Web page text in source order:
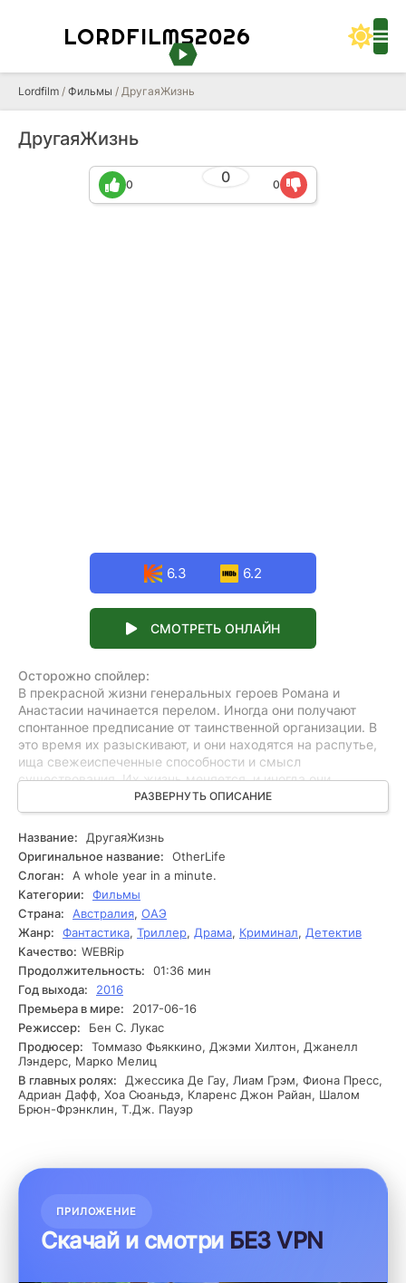
LORDFILMS2026
Lordfilm / Фильмы / ДругаяЖизнь
ДругаяЖизнь
0
0 0
6.3 6.2
СМОТРЕТЬ ОНЛАЙН
Осторожно спойлер:
В прекрасной жизни генеральных героев Романа и
Анастасии начинается перелом. Иногда они получают
спонтанное предписание от таинственной организации. В
это время их разыскивают, и они находятся на распутье,
ища свежеиспеченные способности и смысл
существования. Их жизнь меняется, и иногда они
соглашаются оказать помощь в эксперименте, который
обещает изменить всё. Однако такое решение приводит к
непредвиденным последствиям, и их повседневная
действительность начинает постепенно раскалываться на
части. Мало-помалу Роман и Анастасия погружаются в
мир, где реальность и вымысел переплетаются, что
ставит их перед сложными выборами. Они сталкиваются
с другими соучастниками эксперимента, каждый из
которых имеет свои доводы и тайны. В результате герои
открывают истинные миссии организации, и им
становится понятно, что их жизни находятся под угрозой.
Одновременно с этим их взаимоотношения подвергаются
испытанию, и они начинают осознавать, насколько
безгранично зависит их будущее от принятых решений. В
критический момент они пытаются убежать от
манипуляций и обнаруживают истинную сущность
эксперимента. Они оказываются перед лицом выбора,
который может изменить их судьбу навсегда.
РАЗВЕРНУТЬ ОПИСАНИЕ
Название:
ДругаяЖизнь
Оригинальное название:
OtherLife
Слоган:
A whole year in a minute.
Категории:
Фильмы
Страна:
Австралия, ОАЭ
Жанр:
Фантастика, Триллер, Драма, Криминал, Детектив
Качество: WEBRip
Продолжительность:
01:36 мин
Год выхода:
2016
Премьера в мире:
2017-06-16
Режиссер:
Бен С. Лукас
Продюсер:
Томмазо Фьяккино, Джэми Хилтон, Джанелл
Лэндерс, Марко Мелиц
В главных ролях:
Джессика Де Гау, Лиам Грэм, Фиона Пресс,
Адриан Дафф, Хоа Сюаньдэ, Кларенс Джон Райан, Шалом
Брюн-Фрэнклин, Т.Дж. Пауэр
ПРИЛОЖЕНИЕ
Скачай и смотри БЕЗ VPN